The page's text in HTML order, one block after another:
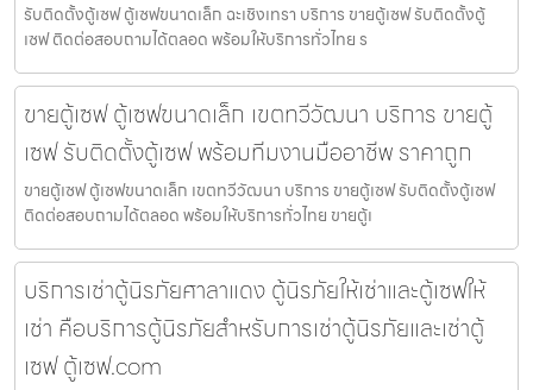
รับติดตั้งตู้เซฟ ตู้เซฟขนาดเล็ก ฉะเชิงเทรา บริการ ขายตู้เซฟ รับติดตั้งตู้
เซฟ ติดต่อสอบถามได้ตลอด พร้อมให้บริการทั่วไทย ร
ขายตู้เซฟ ตู้เซฟขนาดเล็ก เขตทวีวัฒนา บริการ ขายตู้
เซฟ รับติดตั้งตู้เซฟ พร้อมทีมงานมืออาชีพ ราคาถูก
ขายตู้เซฟ ตู้เซฟขนาดเล็ก เขตทวีวัฒนา บริการ ขายตู้เซฟ รับติดตั้งตู้เซฟ
ติดต่อสอบถามได้ตลอด พร้อมให้บริการทั่วไทย ขายตู้เ
บริการเช่าตู้นิรภัยศาลาแดง ตู้นิรภัยให้เช่าและตู้เซฟให้
เช่า คือบริการตู้นิรภัยสำหรับการเช่าตู้นิรภัยและเช่าตู้
เซฟ ตู้เซฟ.com